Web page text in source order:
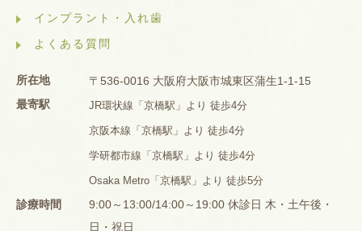
インプラント・入れ歯
よくある質問
所在地
〒536-0016 大阪府大阪市城東区蒲生1-1-15
最寄駅
JR環状線「京橋駅」より 徒歩4分
京阪本線「京橋駅」より 徒歩4分
学研都市線「京橋駅」より 徒歩4分
Osaka Metro「京橋駅」より 徒歩5分
診療時間
9:00～13:00/14:00～19:00 休診日 木・土午後・
日・祝日